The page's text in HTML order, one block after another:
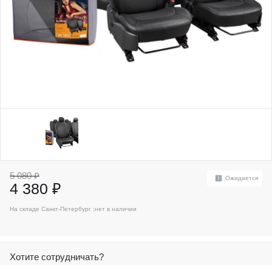
5 080 ₽
4 380 ₽
Ожидается
На складе Санкт-Петербург :нет в наличии
Хотите сотрудничать?